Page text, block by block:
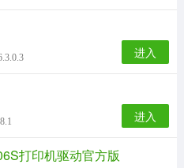
进入
进入
打印机驱动官方版